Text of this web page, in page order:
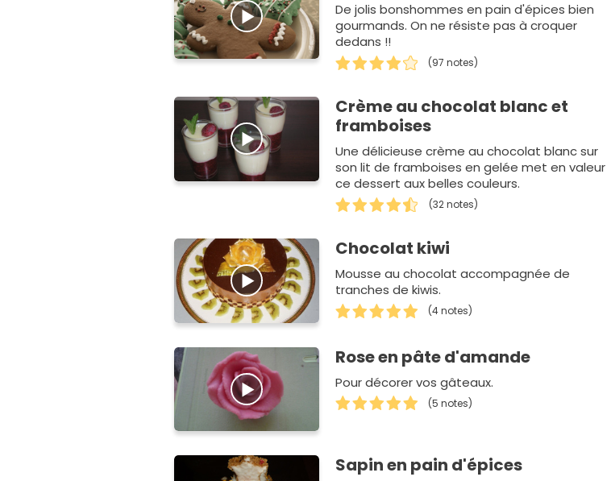
De jolis bonshommes en pain d'épices bien
gourmands. On ne résiste pas à croquer
dedans !!
(97 notes)
Crème au chocolat blanc et
framboises
Une délicieuse crème au chocolat blanc sur
son lit de framboises en gelée met en valeur
ce dessert aux belles couleurs.
(32 notes)
Chocolat kiwi
Mousse au chocolat accompagnée de
tranches de kiwis.
(4 notes)
Rose en pâte d'amande
Pour décorer vos gâteaux.
(5 notes)
Sapin en pain d'épices